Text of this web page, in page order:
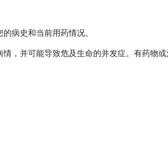
病史和当前用药情况。
，并可能导致危及生命的并发症。有药物